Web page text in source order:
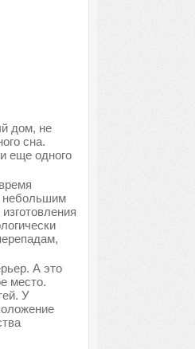
дом, не
сна.
еще одного
небольшим
А это
место.
У